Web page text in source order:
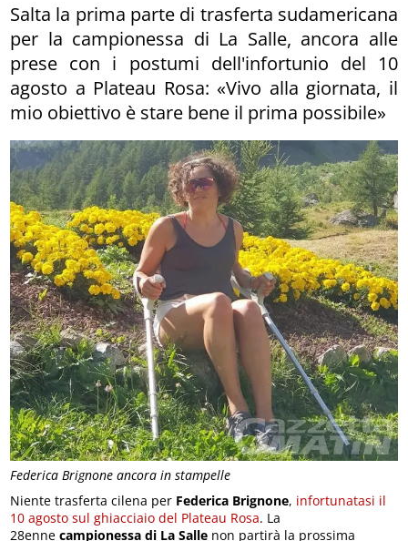
Federica Brignone ancora in stampelle
Salta la prima parte di trasferta sudamericana
per la campionessa di La Salle, ancora alle
prese con i postumi dell'infortunio del 10
agosto a Plateau Rosa: «Vivo alla giornata, il
mio obiettivo è stare bene il prima possibile»
Niente trasferta cilena per Federica Brignone, infortunatasi il
10 agosto sul ghiacciaio del Plateau Rosa. La
28ennecampionessa di La Salle non partirà la prossima